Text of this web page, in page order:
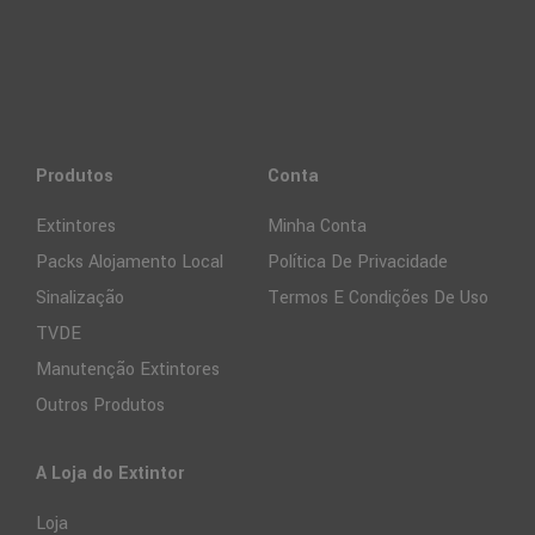
Produtos
Extintores
Packs Alojamento Local
Sinalização
TVDE
Manutenção Extintores
Outros Produtos
Conta
Minha Conta
Política De Privacidade
Termos E Condições De Uso
A Loja do Extintor
Loja